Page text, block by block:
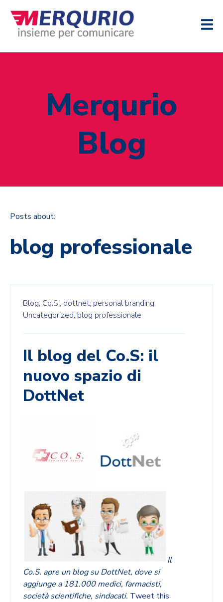
Merqurio
Blog
Posts about:
blog professionale
Blog, Co.S., dottnet, personal branding,
Uncategorized, blog professionale
Il blog del Co.S: il
nuovo spazio di
DottNet
Il
Co.S. apre un blog su DottNet, dove si
aggiunge a 181.000 medici, farmacisti,
società scientifiche, sindacati. Tweet this